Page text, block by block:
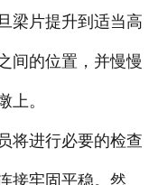
梁片提升到适当高
间的位置，并慢慢
上。
进行必要的检查
接牢固平稳。然